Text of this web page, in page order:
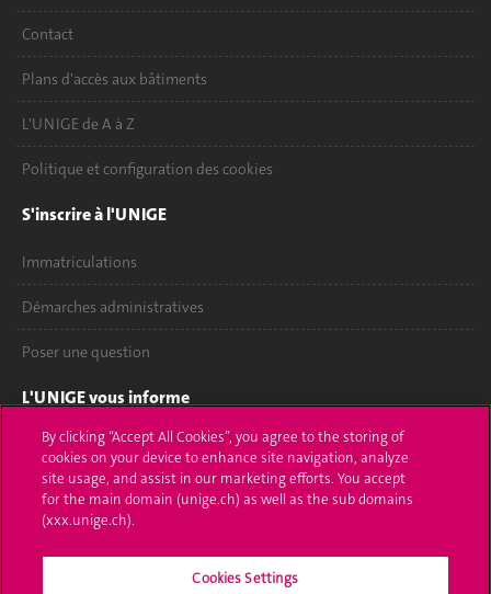
Contact
Plans d'accès aux bâtiments
L'UNIGE de A à Z
Politique et configuration des cookies
S'inscrire à l'UNIGE
Immatriculations
Démarches administratives
Poser une question
L'UNIGE vous informe
UNIGE Mobile
Médias
Offres d'emploi
By clicking “Accept All Cookies”, you agree to the storing of
cookies on your device to enhance site navigation, analyze
site usage, and assist in our marketing efforts. You accept
for the main domain (unige.ch) as well as the sub domains
(xxx.unige.ch).
Cookies Settings